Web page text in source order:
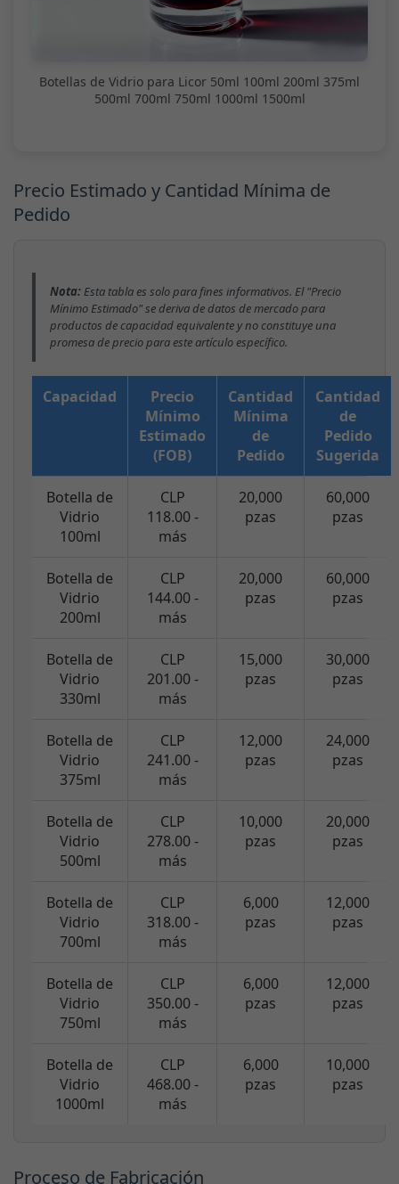
Botellas de Vidrio para Licor 50ml 100ml 200ml 375ml
500ml 700ml 750ml 1000ml 1500ml
Precio Estimado y Cantidad Mínima de
Pedido
Nota:Esta tabla es solo para fines informativos. El "Precio
Mínimo Estimado" se deriva de datos de mercado para
productos de capacidad equivalente y no constituye una
promesa de precio para este artículo específico.
Capacidad
Precio
Mínimo
Estimado
(FOB)
Cantidad
Mínima
de
Pedido
Cantidad
de
Pedido
Sugerida
Botella de
Vidrio
100ml
CLP
118.00 -
más
20,000
pzas
60,000
pzas
Botella de
Vidrio
200ml
CLP
144.00 -
más
20,000
pzas
60,000
pzas
Botella de
Vidrio
330ml
CLP
201.00 -
más
15,000
pzas
30,000
pzas
Botella de
Vidrio
375ml
CLP
241.00 -
más
12,000
pzas
24,000
pzas
Botella de
Vidrio
500ml
CLP
278.00 -
más
10,000
pzas
20,000
pzas
Botella de
Vidrio
700ml
CLP
318.00 -
más
6,000
pzas
12,000
pzas
Botella de
Vidrio
750ml
CLP
350.00 -
más
6,000
pzas
12,000
pzas
Botella de
Vidrio
1000ml
CLP
468.00 -
más
6,000
pzas
10,000
pzas
Proceso de Fabricación